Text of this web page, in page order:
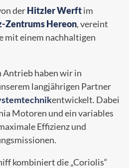
derHitzler Werftim
Zentrums Hereon, vereint
mit einem nachhaltigen
Antrieb haben wir in
langjährigen Partner
entwickelt. Dabei
Motoren und ein variables
Effizienz und
kombiniert die „Coriolis“